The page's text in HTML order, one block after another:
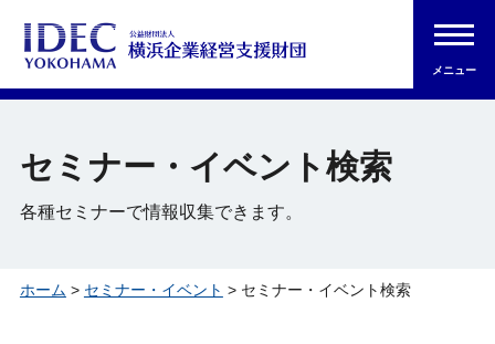
メニュー
セミナー・イベント検索
各種セミナーで情報収集できます。
ホーム > セミナー・イベント > セミナー・イベント検索